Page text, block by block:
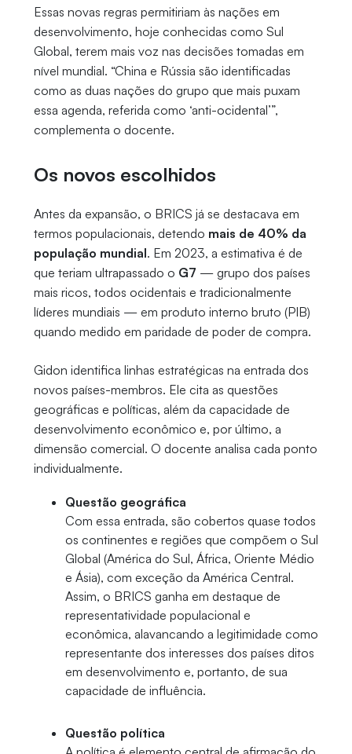
Essas novas regras permitiriam às nações em
desenvolvimento, hoje conhecidas como Sul
Global, terem mais voz nas decisões tomadas em
nível mundial. “China e Rússia são identificadas
como as duas nações do grupo que mais puxam
essa agenda, referida como ‘anti-ocidental’”,
complementa o docente.
Os novos escolhidos
Antes da expansão, o BRICS já se destacava em
termos populacionais, detendo mais de 40% da
população mundial. Em 2023, a estimativa é de
que teriam ultrapassado o G7 — grupo dos países
mais ricos, todos ocidentais e tradicionalmente
líderes mundiais — em produto interno bruto (PIB)
quando medido em paridade de poder de compra.
Gidon identifica linhas estratégicas na entrada dos
novos países-membros. Ele cita as questões
geográficas e políticas, além da capacidade de
desenvolvimento econômico e, por último, a
dimensão comercial. O docente analisa cada ponto
individualmente.
Questão geográfica
Com essa entrada, são cobertos quase todos
os continentes e regiões que compõem o Sul
Global (América do Sul, África, Oriente Médio
e Ásia), com exceção da América Central.
Assim, o BRICS ganha em destaque de
representatividade populacional e
econômica, alavancando a legitimidade como
representante dos interesses dos países ditos
em desenvolvimento e, portanto, de sua
capacidade de influência.
Questão política